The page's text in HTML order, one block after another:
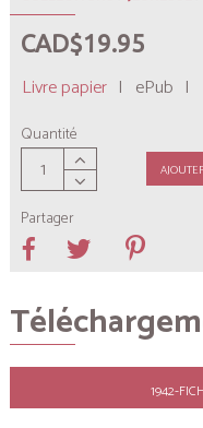
CAD$19.95
Livre papier | ePub |
Quantité
Partager
1942-